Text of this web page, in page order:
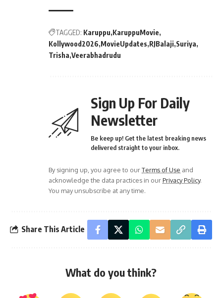
TAGGED: Karuppu KaruppuMovie
Kollywood2026 MovieUpdates RJBalaji Suriya
Trisha Veerabhadrudu
Sign Up For Daily
Newsletter
Be keep up! Get the latest breaking news
delivered straight to your inbox.
By signing up, you agree to ourTerms of Use and
acknowledge the data practices in ourPrivacy Policy.
You may unsubscribe at any time.
Share This Article
What do you think?